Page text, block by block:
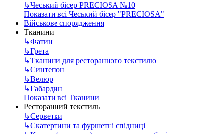
↳Чеський бісер PRECIOSA №10
Показати всі Чеський бісер "PRECIOSA"
Військове спорядження
Тканини
↳Фатин
↳Грета
↳Тканини для ресторанного текстилю
↳Синтепон
↳Велюр
↳Габардин
Показати всі Тканини
Ресторанний текстиль
↳Серветки
↳Скатертини та фуршетні спідниці